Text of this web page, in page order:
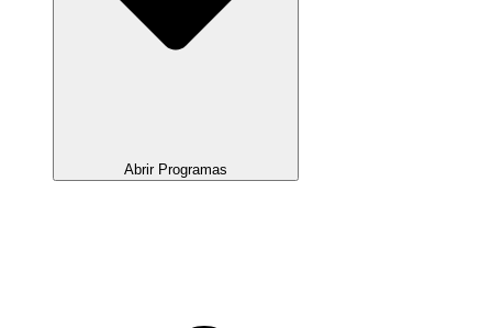
Abrir Programas